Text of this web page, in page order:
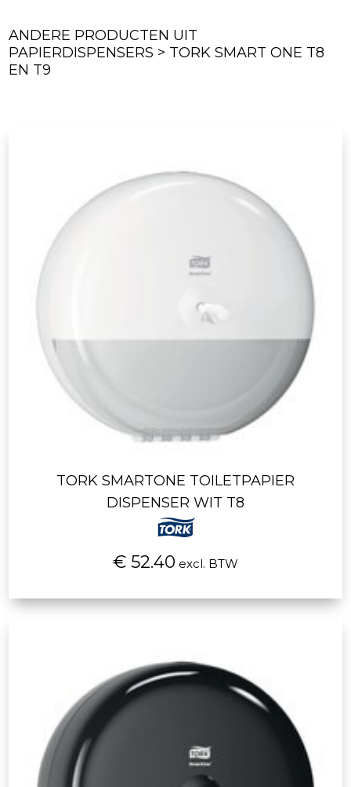
ANDERE PRODUCTEN UIT
PAPIERDISPENSERS > TORK SMART ONE T8
EN T9
TORK SMARTONE TOILETPAPIER
DISPENSER WIT T8
€ 52.40 excl. BTW